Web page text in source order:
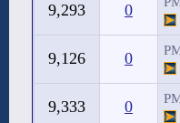
0
9,293
0
9,126
0
9,333